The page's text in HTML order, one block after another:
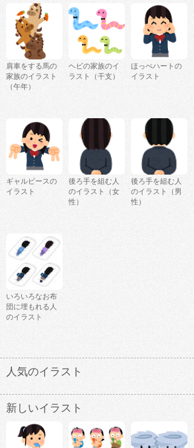
肩車をする馬の
家族のイラスト
（午年）
ヘビの家族のイ
ラスト（干支）
ほっぺハートの
イラスト
ギャルピースの
イラスト
後ろ手を組む人
のイラスト（女
性）
後ろ手を組む人
のイラスト（男
性）
いろいろなお布
団に埋もれる人
のイラスト
人気のイラスト
新しいイラスト